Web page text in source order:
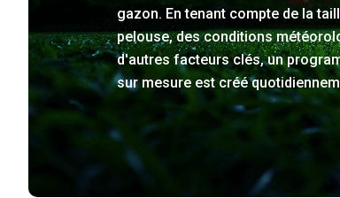
gazon. En tenant compte de la
pelouse, des conditions
d'autres facteurs clés, un
sur mesure est créé